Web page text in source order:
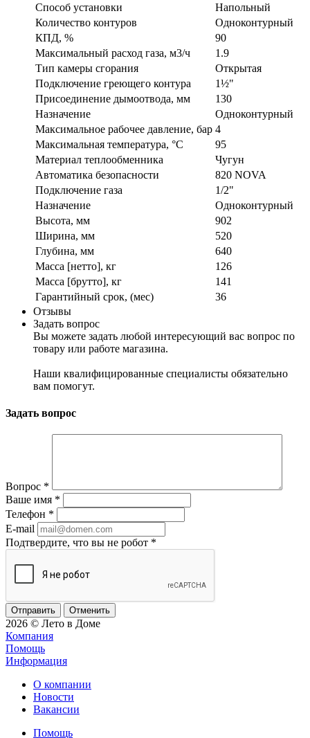
Способ установки
Напольный
Количество контуров
Одноконтурный
КПД, %
90
Максимальный расход газа, м3/ч
1.9
Тип камеры сгорания
Открытая
Подключение греющего контура
1½"
Присоединение дымоотвода, мм
130
Назначение
Одноконтурный
Максимальное рабочее давление, бар 4
Максимальная температура, °C
95
Материал теплообменника
Чугун
Автоматика безопасности
820 NOVA
Подключение газа
1/2"
Назначение
Одноконтурный
Высота, мм
902
Ширина, мм
520
Глубина, мм
640
Масса [нетто], кг
126
Масса [брутто], кг
141
Гарантийный срок, (мес)
36
Отзывы
Задать вопрос
Вы можете задать любой интересующий вас вопрос по
товару или работе магазина.
Наши квалифицированные специалисты обязательно
вам помогут.
Задать вопрос
Вопрос *
Ваше имя *
Телефон *
E-mail
Подтвердите, что вы не робот *
Отменить
2026 © Лето в Доме
Компания
Помощь
Информация
О компании
Новости
Вакансии
Помощь